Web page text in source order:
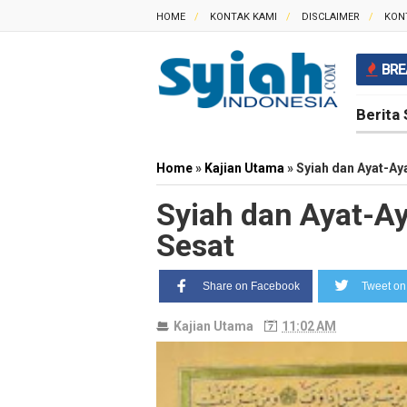
HOME KONTAK KAMI DISCLAIMER
Berita
Home» Kajian Utama »Syiah dan Ayat-
Syiah dan Ayat-
Sesat
Share on Facebook Tweet
Kajian Utama 11:02 AM